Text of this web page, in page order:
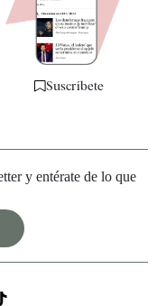
Suscríbete
y entérate de lo que